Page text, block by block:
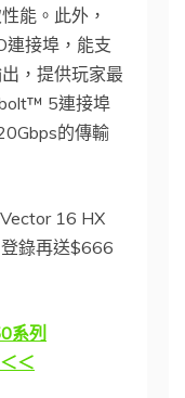
能。此外，
連接埠，能支
，提供玩家最
5連接埠
的傳輸
16 HX
錄再送$666
系列
＜